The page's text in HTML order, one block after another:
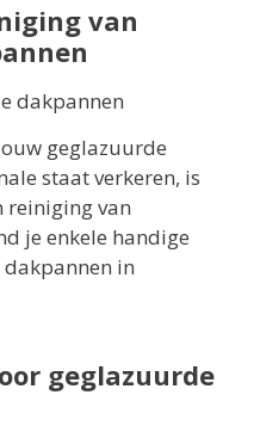
van
geglazuurde
staat verkeren, is
reiniging van
je enkele handige
in
geglazuurde